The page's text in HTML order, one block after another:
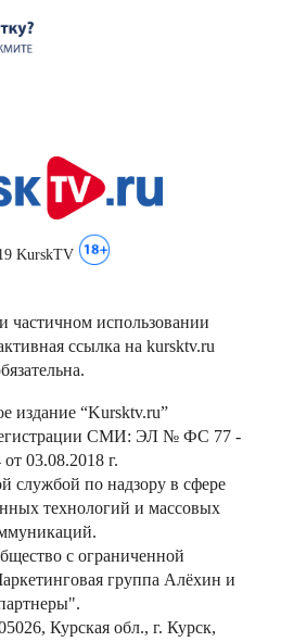
KurskTV
использовании
ссылка на kursktv.ru
издание “Kursktv.ru”
регистрации СМИ: ЭЛ № ФС 77 -
от 03.08.2018 г.
службой по надзору в сфере
технологий и массовых
с ограниченной
группа Алёхин и
Курская обл., г. Курск,